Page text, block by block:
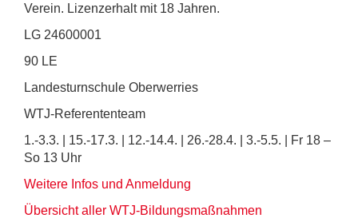
Verein. Lizenzerhalt mit 18 Jahren.
LG 24600001
90 LE
Landesturnschule Oberwerries
WTJ-Referententeam
1.-3.3. | 15.-17.3. | 12.-14.4. | 26.-28.4. | 3.-5.5. | Fr 18 –
So 13 Uhr
Weitere Infos und Anmeldung
Übersicht aller WTJ-Bildungsmaßnahmen